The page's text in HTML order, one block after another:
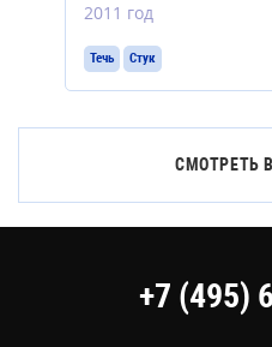
2011 год
Течь Стук
СМОТРЕТЬ
+7 (495)